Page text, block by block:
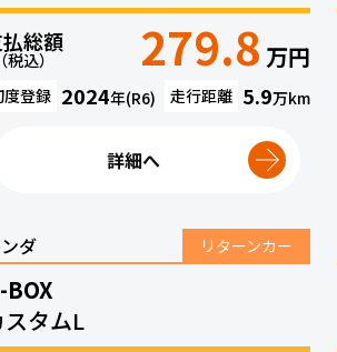
総額
（税込） 279.8 万円
度登録 2024年(R6) 走行距離 5.9万km
詳細へ
ダ リターンカー
BOX
スタムL